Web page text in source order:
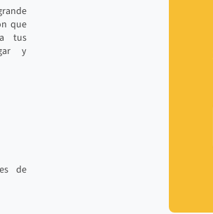
que
tus
y
de